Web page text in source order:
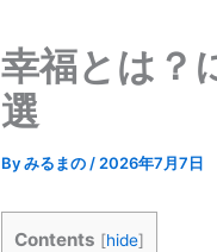
幸福とは？
選
Byみるまの / 2026年7月7日
Contents [hide]